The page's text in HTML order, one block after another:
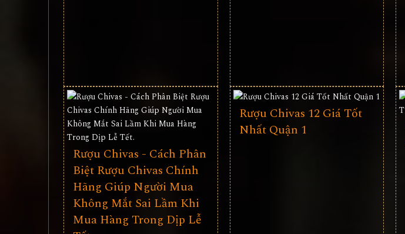
Rượu Chivas - Cách Phân
Biệt Rượu Chivas Chính
Hãng Giúp Người Mua
Không Mắt Sai Lầm Khi
Mua Hàng Trong Dịp Lễ
Rượu Chivas 12 Giá Tốt
Nhất Quận 1